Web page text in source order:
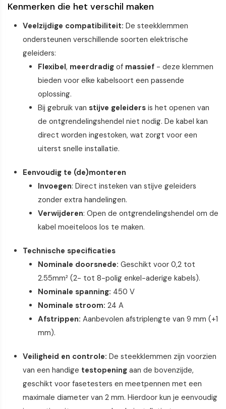
Kenmerken die het verschil maken
Veelzijdige compatibiliteit: De steekklemmen
ondersteunen verschillende soorten elektrische
geleiders:
Flexibel, meerdradig of massief - deze klemmen
bieden voor elke kabelsoort een passende
oplossing.
Bij gebruik van stijve geleiders is het openen van
de ontgrendelingshendel niet nodig. De kabel kan
direct worden ingestoken, wat zorgt voor een
uiterst snelle installatie.
Eenvoudig te (de)monteren
Invoegen: Direct insteken van stijve geleiders
zonder extra handelingen.
Verwijderen: Open de ontgrendelingshendel om de
kabel moeiteloos los te maken.
Technische specificaties
Nominale doorsnede: Geschikt voor 0,2 tot
2.55mm² (2- tot 8-polig enkel-aderige kabels).
Nominale spanning: 450 V
Nominale stroom: 24 A
Afstrippen: Aanbevolen afstriplengte van 9 mm (+1
mm).
Veiligheid en controle: De steekklemmen zijn voorzien
van een handige testopening aan de bovenzijde,
geschikt voor fasetesters en meetpennen met een
maximale diameter van 2 mm. Hierdoor kun je eenvoudig